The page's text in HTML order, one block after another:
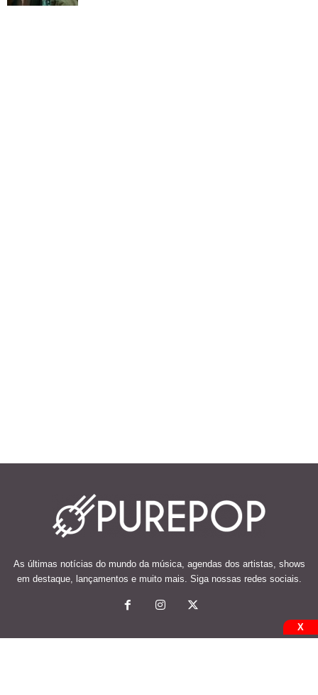
As últimas notícias do mundo da música, agendas dos artistas, shows
em destaque, lançamentos e muito mais. Siga nossas redes sociais.
X